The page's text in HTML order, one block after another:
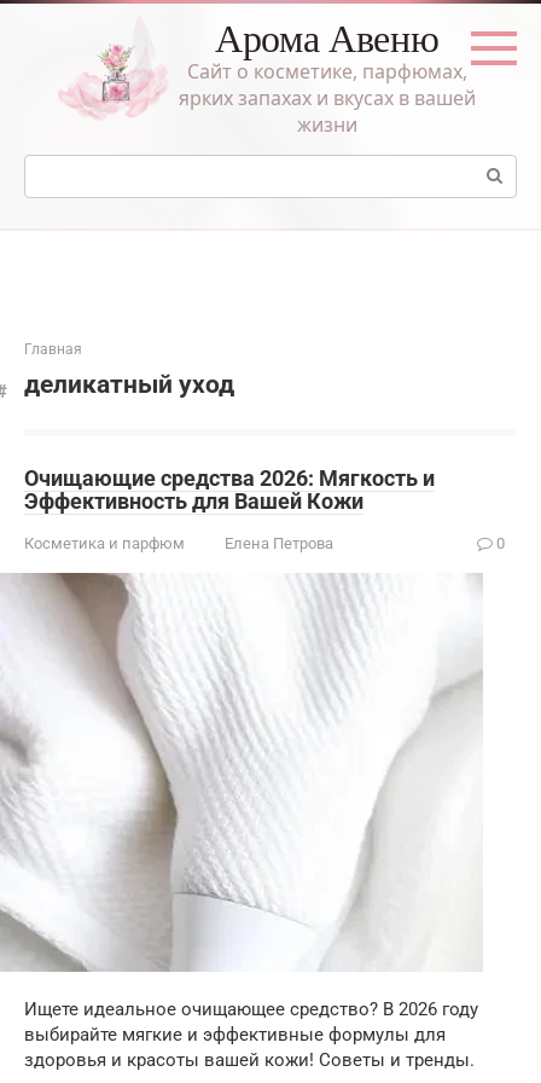
Перейти
Арома Авеню
Сайт о косметике, парфюмах,
ярких запахах и вкусах в вашей
жизни
Поиск:
Главная
деликатный уход
Очищающие средства 2026: Мягкость и
Эффективность для Вашей Кожи
Косметика и парфюм Елена Петрова 0
Ищете идеальное очищающее средство? В 2026 году
выбирайте мягкие и эффективные формулы для
здоровья и красоты вашей кожи! Советы и тренды.